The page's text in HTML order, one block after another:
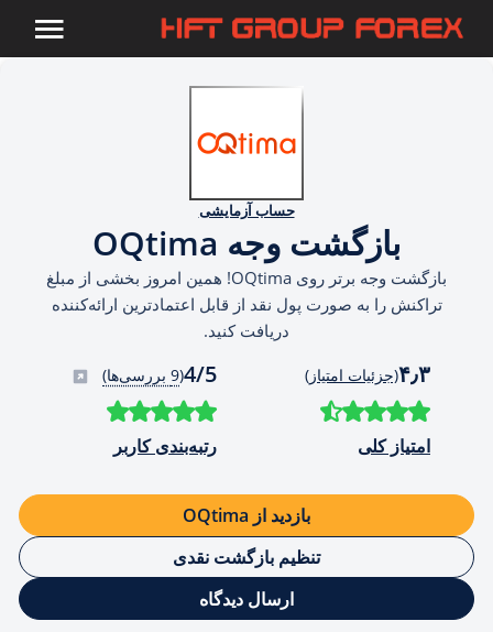
حساب آزمایشی
بازگشت وجه OQtima
بازگشت وجه برتر روی OQtima! همین امروز بخشی از مبلغ
تراکنش را به صورت پول نقد از قابل اعتمادترین ارائه‌کننده
دریافت کنید.
۴٫۳(جزئیات امتیاز)
امتیاز کلی
4/5
(9 بررسی‌ها)
رتبه‌بندی کاربر
بازدید از OQtima
تنظیم بازگشت نقدی
ارسال دیدگاه